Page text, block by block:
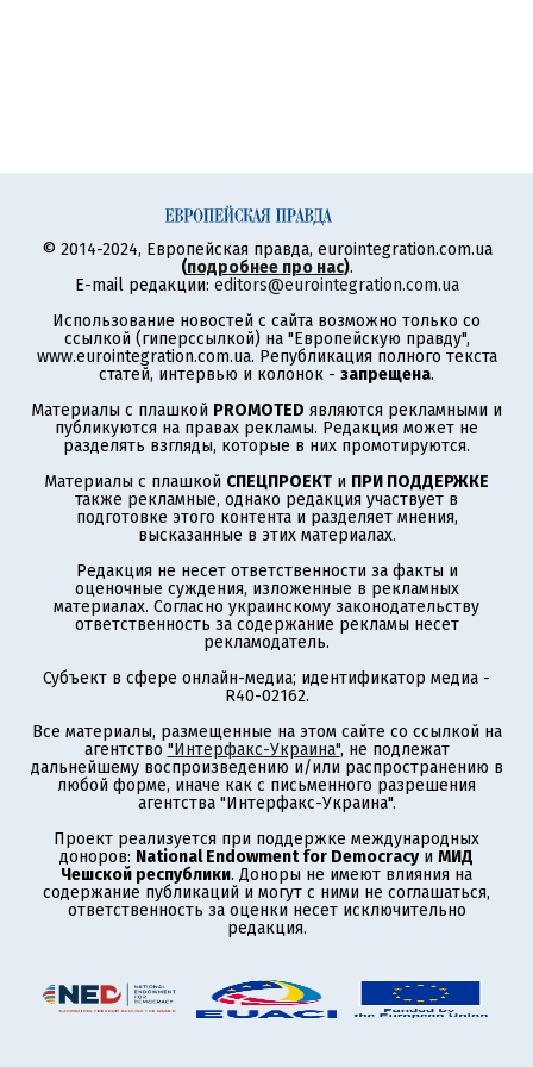
© 2014-2024, Европейская правда, eurointegration.com.ua
(подробнее про нас).
E-mail редакции: editors@eurointegration.com.ua
Использование новостей с сайта возможно только со
ссылкой (гиперссылкой) на "Европейскую правду",
www.eurointegration.com.ua. Републикация полного текста
статей, интервью и колонок - запрещена.
Материалы с плашкой PROMOTED являются рекламными и
публикуются на правах рекламы. Редакция может не
разделять взгляды, которые в них промотируются.
Материалы с плашкой СПЕЦПРОЕКТ и ПРИ ПОДДЕРЖКЕ
также рекламные, однако редакция участвует в
подготовке этого контента и разделяет мнения,
высказанные в этих материалах.
Редакция не несет ответственности за факты и
оценочные суждения, изложенные в рекламных
материалах. Согласно украинскому законодательству
ответственность за содержание рекламы несет
рекламодатель.
Субъект в сфере онлайн-медиа; идентификатор медиа -
R40-02162.
Все материалы, размещенные на этом сайте со ссылкой на
агентство "Интерфакс-Украина", не подлежат
дальнейшему воспроизведению и/или распространению в
любой форме, иначе как с письменного разрешения
агентства "Интерфакс-Украина".
Проект реализуется при поддержке международных
доноров: National Endowment for Democracyи МИД
Чешской республики. Доноры не имеют влияния на
содержание публикаций и могут с ними не соглашаться,
ответственность за оценки несет исключительно
редакция.